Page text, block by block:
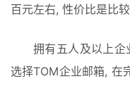
百元左右, 性价比是比较
拥有五人及以上
选择TOM企业邮箱, 在